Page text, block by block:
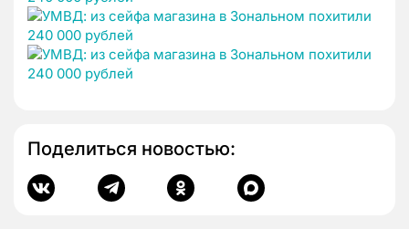
Поделиться новостью: